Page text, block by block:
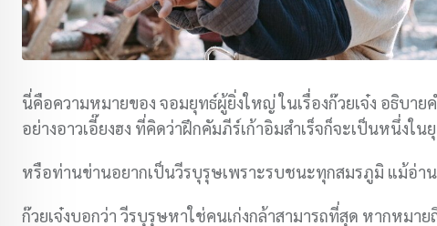
นี่คือความหมายของ จอมยุทธ์ผู้ยิ่งใหญ่ ในเรื่องก๊วยเจ๋ง อธิบา
อย่างอาวเอี๊ยงฮง ที่คิดว่าฝึกคัมภีร์เก้าอิมสำเร็จก็จะเป็นหนึ่งใน
หรือท่านข่านอยากเป็นวีรบุรุษเพราะรบชนะทุกสมรภูมิ แม้อ่
ก๊วยเจ๋งบอกว่า วีรบุรุษหาใช่คนเก่งกล้าสามารถที่สุด หากหม